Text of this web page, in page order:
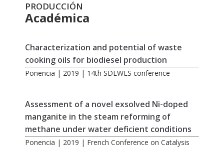
PRODUCCIÓN
Académica
Characterization and potential of waste
cooking oils for biodiesel production
Ponencia | 2019 | 14th SDEWES conference
Assessment of a novel exsolved Ni-doped
manganite in the steam reforming of
methane under water deficient conditions
Ponencia | 2019 | French Conference on Catalysis